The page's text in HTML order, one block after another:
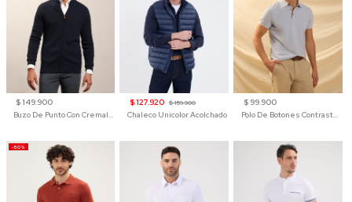
$ 149.900
Buzo De Punto Con Cremallera Para Hombre
$ 127.920 $ 159.900
Chaleco Unicolor Acolchado
$ 99.900
Polo De Botones Contraste Para Hombre
-50%